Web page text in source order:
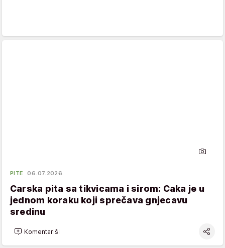
PITE 06.07.2026.
Carska pita sa tikvicama i sirom: Caka je u
jednom koraku koji sprečava gnjecavu
sredinu
Komentariši